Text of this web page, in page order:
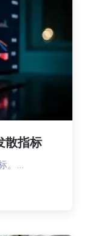
散指标
。…